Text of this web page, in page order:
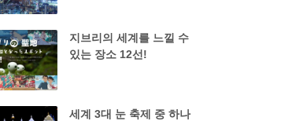
지브리의 세계를 느낄 수
있는 장소 12선!
세계 3대 눈 축제 중 하나